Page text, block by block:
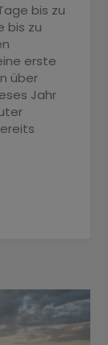
bis zu
bis zu
erste
über
Jahr